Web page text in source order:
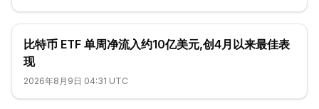
比特币 ETF 单周净流入约10亿美元,创4月以来最佳表
现
2026年8月9日 04:31 UTC